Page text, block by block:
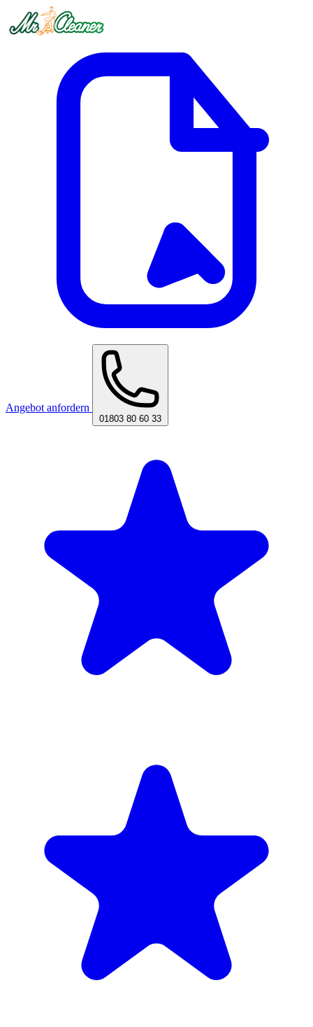
Angebot anfordern
01803 80 60 33